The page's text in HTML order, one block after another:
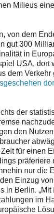
Milieus
von dem
gut 300
in
USA, dort
dem Verkehr
der
den
für einen
nur die
Einzug
in Berlin. „Mit
im